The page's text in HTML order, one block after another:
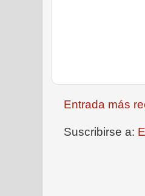
Entrada más
Suscribirse a: